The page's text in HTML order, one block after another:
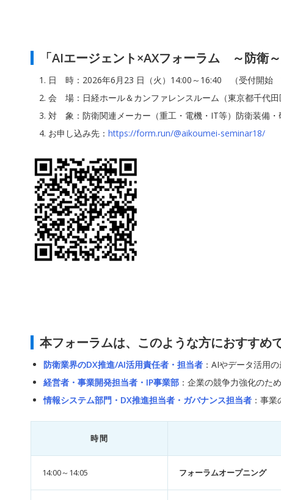
「AIエージェント×AXフォーラム ～防衛
日 時：2026年6月23 日（火）14:00～16:40 （受付開始
会 場：日経ホール＆カンファレンスルーム（東京都千代
対 象：防衛関連メーカー（重工・電機・IT等）防衛装備
お申し込み先： https://form.run/@aikoumei-seminar18/
本フォーラムは、このような方におすすめで
防衛業界のDX推進/AI活用責任者・担当者 ：AIやデータ活用
経営者・事業開発担当者・IP事業部 ：企業の競争力強化のた
情報システム部門・DX推進担当者・ガバナンス担当者 ：事
時間
14:00～14:05 フォーラムオープニング